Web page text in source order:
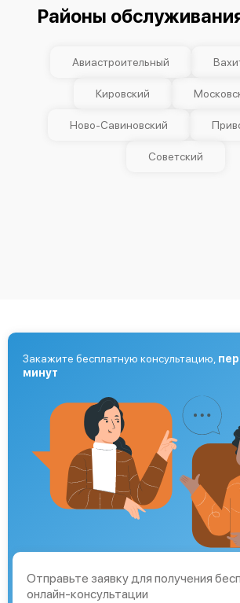
Районы
Авиастроительный
Кировский
Ново-Савиновский
Советский
Отправьте заявку для получения
онлайн-консультации
Закажите бесплатную консультацию,
минут